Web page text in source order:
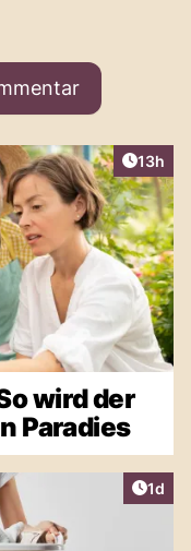
Artikel
13h
wird der
Paradies
1d